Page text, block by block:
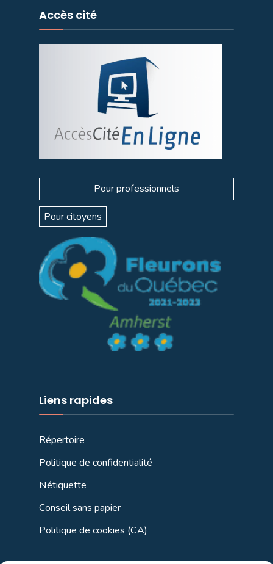
Accès cité
Pour professionnels
Pour citoyens
Liens rapides
Répertoire
Politique de confidentialité
Nétiquette
Conseil sans papier
Politique de cookies (CA)